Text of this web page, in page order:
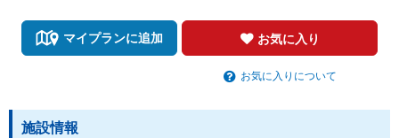
マイプランに追加 お気に入り
お気に入りについて
施設情報